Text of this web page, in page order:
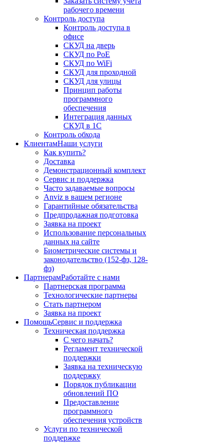
рабочего времени
Контроль доступа
Контроль доступа в
офисе
СКУД на дверь
СКУД по PoE
СКУД по WiFi
СКУД для проходной
СКУД для улицы
Принцип работы
программного
обеспечения
Интеграция данных
СКУД в 1С
Контроль обхода
КлиентамНаши услуги
Как купить?
Доставка
Демонстрационный комплект
Сервис и поддержка
Часто задаваемые вопросы
Anviz в вашем регионе
Гарантийные обязательства
Предпродажная подготовка
Заявка на проект
Использование персональных
данных на сайте
Биометрические системы и
законодательство (152-фз, 128-
фз)
ПартнерамРаботайте с нами
Партнерская программа
Технологические партнеры
Стать партнером
Заявка на проект
ПомощьСервис и поддержка
Техническая поддержка
С чего начать?
Регламент технической
поддержки
Заявка на техническую
поддержку
Порядок публикации
обновлений ПО
Предоставление
программного
обеспечения устройств
Услуги по технической
поддержке